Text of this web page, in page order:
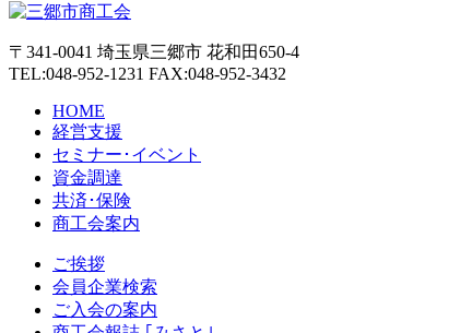
〒341-0041 埼玉県三郷市 花和田650-4
TEL:048-952-1231 FAX:048-952-3432
HOME
経営支援
セミナー･イベント
資金調達
共済･保険
商工会案内
ご挨拶
会員企業検索
ご入会の案内